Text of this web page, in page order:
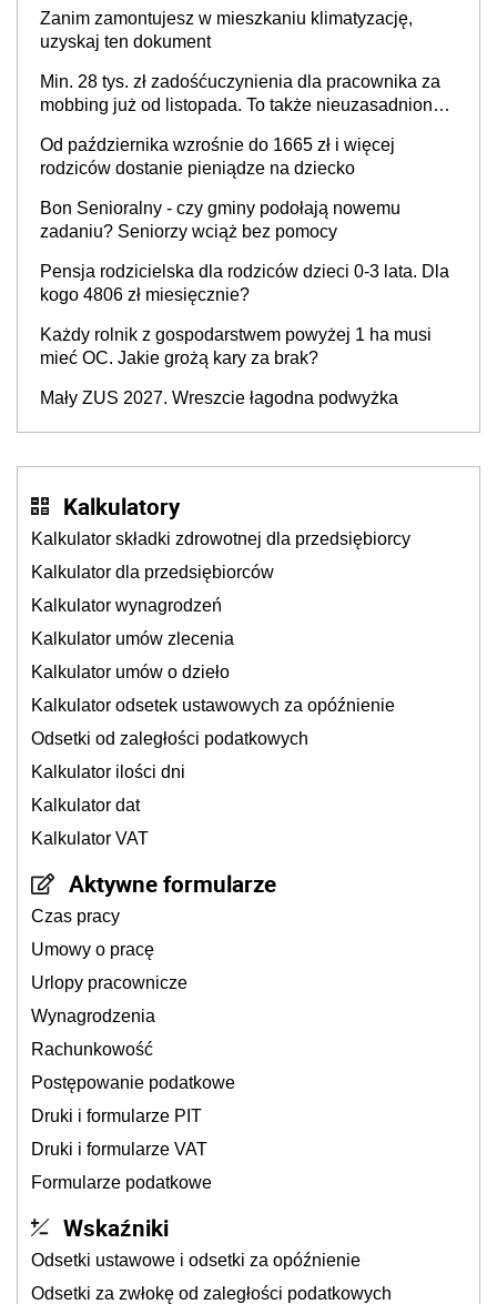
Zanim zamontujesz w mieszkaniu klimatyzację,
uzyskaj ten dokument
Min. 28 tys. zł zadośćuczynienia dla pracownika za
mobbing już od listopada. To także nieuzasadniona
Od października wzrośnie do 1665 zł i więcej
rodziców dostanie pieniądze na dziecko
Bon Senioralny - czy gminy podołają nowemu
zadaniu? Seniorzy wciąż bez pomocy
Pensja rodzicielska dla rodziców dzieci 0-3 lata. Dla
kogo 4806 zł miesięcznie?
Każdy rolnik z gospodarstwem powyżej 1 ha musi
mieć OC. Jakie grożą kary za brak?
Mały ZUS 2027. Wreszcie łagodna podwyżka
Kalkulatory
Kalkulator składki zdrowotnej dla przedsiębiorcy
Kalkulator dla przedsiębiorców
Kalkulator wynagrodzeń
Kalkulator umów zlecenia
Kalkulator umów o dzieło
Kalkulator odsetek ustawowych za opóźnienie
Odsetki od zaległości podatkowych
Kalkulator ilości dni
Kalkulator dat
Kalkulator VAT
Aktywne formularze
Czas pracy
Umowy o pracę
Urlopy pracownicze
Wynagrodzenia
Rachunkowość
Postępowanie podatkowe
Druki i formularze PIT
Druki i formularze VAT
Formularze podatkowe
Wskaźniki
Odsetki ustawowe i odsetki za opóźnienie
Odsetki za zwłokę od zaległości podatkowych